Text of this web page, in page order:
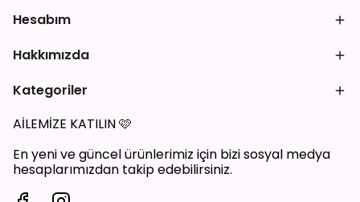
Hesabım
Hakkımızda
Kategoriler
AİLEMİZE KATILIN🩷
En yeni ve güncel ürünlerimiz için bizi sosyal medya
hesaplarımızdan takip edebilirsiniz.